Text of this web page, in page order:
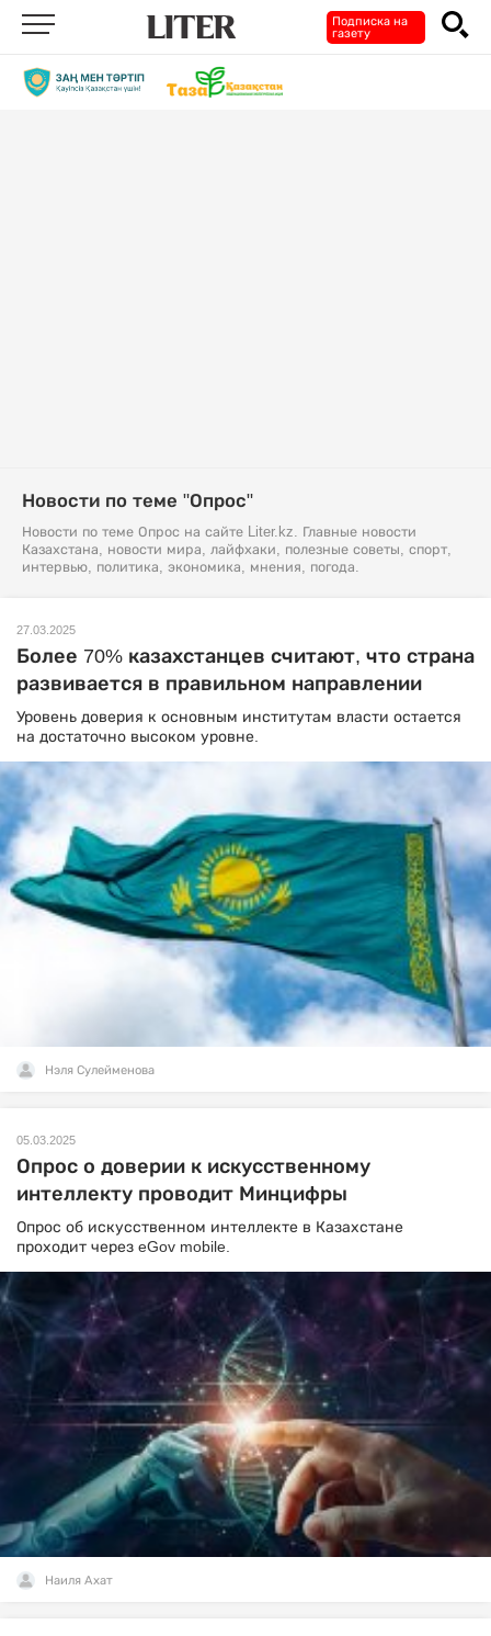
Подписка на
газету
Новости по теме "Опрос"
Новости по теме Опрос на сайте Liter.kz. Главные новости
Казахстана, новости мира, лайфхаки, полезные советы, спорт,
интервью, политика, экономика, мнения, погода.
27.03.2025
Более 70% казахстанцев считают, что страна
развивается в правильном направлении
Уровень доверия к основным институтам власти остается
на достаточно высоком уровне.
Нэля Сулейменова
05.03.2025
Опрос о доверии к искусственному
интеллекту проводит Минцифры
Опрос об искусственном интеллекте в Казахстане
проходит через eGov mobile.
Наиля Ахат